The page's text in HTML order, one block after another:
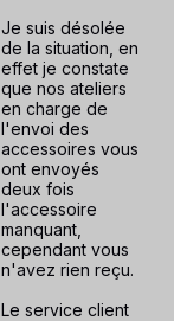
Je suis désolée
de la situation, en
effet je constate
que nos ateliers
en charge de
l'envoi des
accessoires vous
ont envoyés
deux fois
l'accessoire
manquant,
cependant vous
n'avez rien reçu.
Le service client